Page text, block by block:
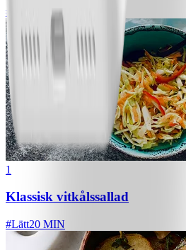
#
1
Klassisk vitkålssallad
#Lätt20 MIN